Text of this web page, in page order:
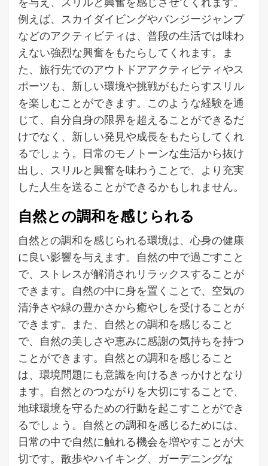
例えば、スカイダイビングやバンジージャンプ
などのアクティビティは、普段の生活では味わ
えない強烈な興奮をもたらしてくれます。ま
た、旅行先でのアウトドアアクティビティやス
ポーツも、新しい環境や挑戦がもたらすスリル
を楽しむことができます。このような経験を通
じて、自分自身の限界を超えることができるだ
けでなく、新しい発見や成長をもたらしてくれ
るでしょう。日常のモノトーンな生活から抜け
出し、スリルと興奮を味わうことで、より充実
した人生を送ることができるかもしれません。
自然との調和を感じられる
自然との調和を感じられる環境は、心身の健康
に良い影響を与えます。自然の中で過ごすこと
で、ストレスが解消されリラックスすることが
できます。自然の中に身を置くことで、空気の
清浄さや緑の豊かさから癒やしを受けることが
できます。また、自然との調和を感じること
で、自然の美しさや恵みに感謝の気持ちを持つ
ことができます。自然との調和を感じること
は、環境問題にも意識を向けるきっかけとなり
ます。自然とのつながりを大切にすることで、
地球環境を守るための行動を起こすことができ
るでしょう。自然との調和を感じるためには、
日常の中で自然に触れる機会を増やすことが大
切です。散歩やハイキング、ガーデニングな